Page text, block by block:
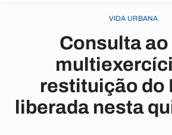
VIDA URBANA
Consulta
restituição do
liberada nesta